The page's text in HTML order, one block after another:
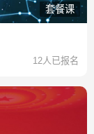
套餐课
12人已报名